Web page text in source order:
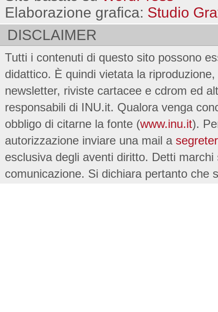
Elaborazione grafica: Studio
DISCLAIMER
Tutti i contenuti di questo sito possono
didattico. È quindi vietata la
newsletter, riviste cartacee e cdrom ed
responsabili di INU.it. Qualora venga
obbligo di citarne la fonte (www.inu.it).
autorizzazione inviare una mail a
esclusiva degli aventi diritto. Detti
comunicazione. Si dichiara pertanto che